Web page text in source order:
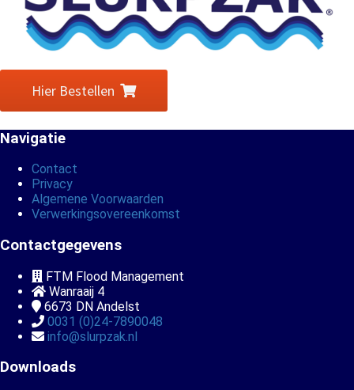
Hier Bestellen
Navigatie
Contact
Privacy
Algemene Voorwaarden
Verwerkingsovereenkomst
Contactgegevens
FTM Flood Management
Wanraaij 4
6673 DN Andelst
0031 (0)24-7890048
info@slurpzak.nl
Downloads